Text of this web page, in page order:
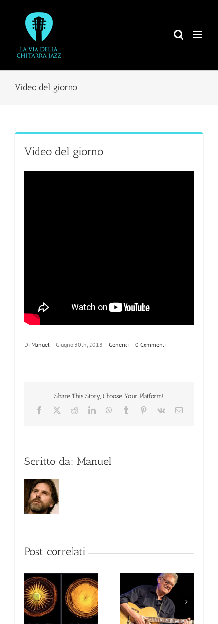
contenuto
Video del giorno
Video del giorno
Di Manuel | Giugno 30th, 2018 | Generici | 0 Commenti
Share This Story, Choose Your Platform!
Facebook RedditLinkedInWhatsApp
Tumblr Pinterest
Vk Email
Scritto da: Manuel
Post correlati
JIM MULLEN
La via della chitarra
di Alfonso Pumilia